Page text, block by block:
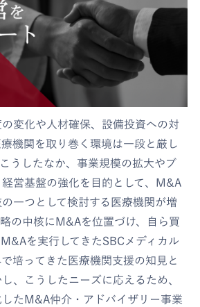
変化や人材確保、設備投資への対
機関を取り巻く環境は一段と厳し
うしたなか、事業規模の拡大やブ
営基盤の強化を目的として、M&A
一つとして検討する医療機関が増
の中核にM&Aを位置づけ、自ら買
を実行してきたSBCメディカル
培ってきた医療機関支援の知見と
、こうしたニーズに応えるため、
たM&A仲介・アドバイザリー事業